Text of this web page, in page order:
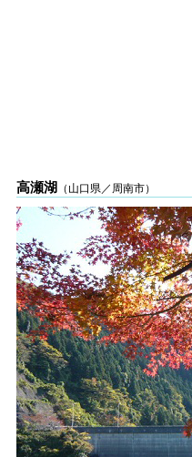
高瀬湖 （山口県／周南市）